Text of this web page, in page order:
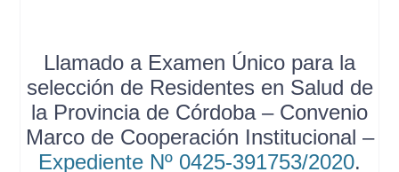
Llamado a Examen Único para la
selección de Residentes en Salud de
la Provincia de Córdoba – Convenio
Marco de Cooperación Institucional –
Expediente Nº 0425-391753/2020.